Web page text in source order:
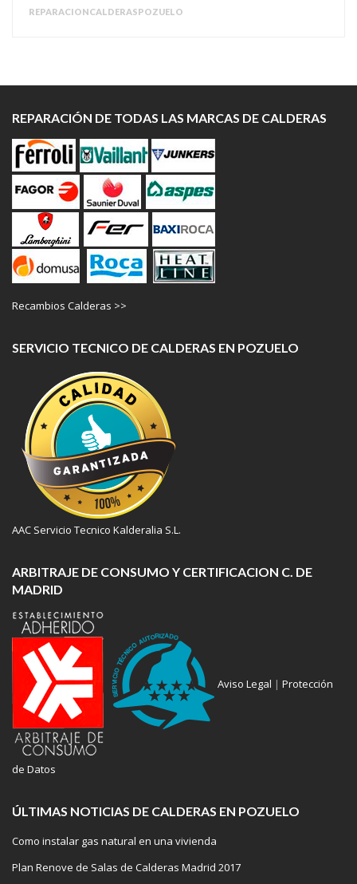
REPARACIONCALDERASPOZUELO
REPARACIÓN DE TODAS LAS MARCAS DE CALDERAS
Recambios Calderas >>
SERVICIO TECNICO DE CALDERAS EN POZUELO
AAC Servicio Tecnico Kalderalia S.L.
ARBITRAJE DE CONSUMO Y CERTIFICACION C. DE
MADRID
Aviso Legal | Protección
de Datos
ÚLTIMAS NOTICIAS DE CALDERAS EN POZUELO
Como instalar gas natural en una vivienda
Plan Renove de Salas de Calderas Madrid 2017